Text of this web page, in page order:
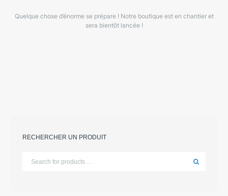
Quelque chose d’énorme se prépare ! Notre boutique est en chantier et
sera bientôt lancée !
RECHERCHER UN PRODUIT